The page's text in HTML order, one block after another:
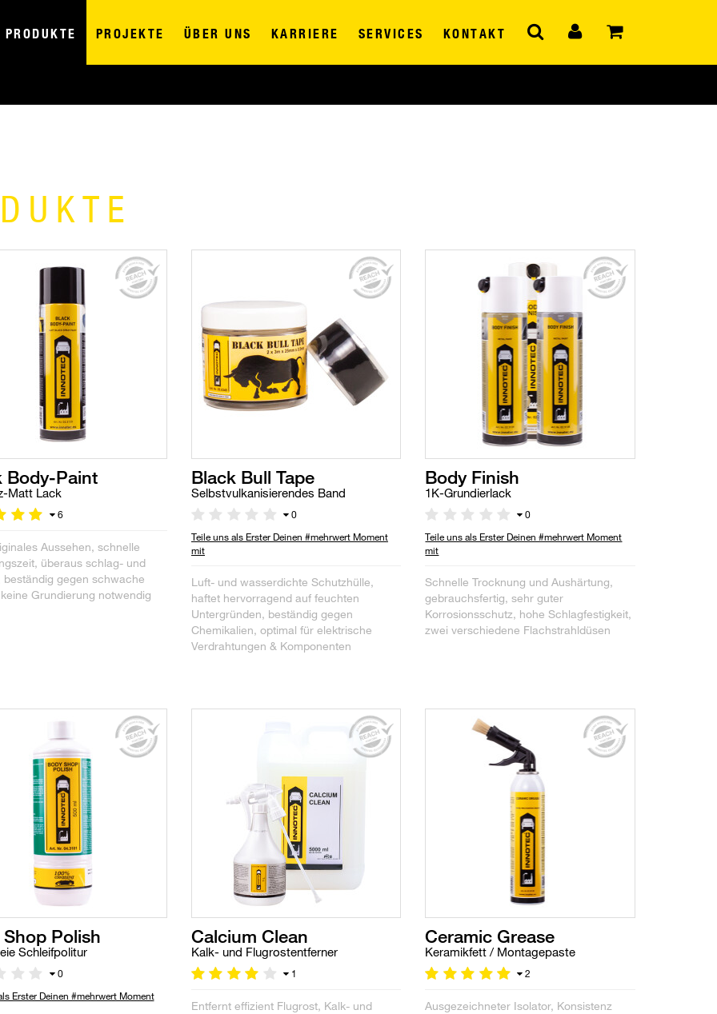
PRODUKTE PROJEKTE ÜBER UNS KARRIERE SERVICES KONTAKT
Body-Paint
Matt Lack
6
Aussehen, schnelle
überaus schlag- und
beständig gegen schwache
Grundierung notwendig
Black Bull Tape
Selbstvulkanisierendes Band
0
Teile uns als Erster Deinen #mehrwert Moment
mit
Luft- und wasserdichte Schutzhülle,
haftet hervorragend auf feuchten
Untergründen, beständig gegen
Chemikalien, optimal für elektrische
Verdrahtungen & Komponenten
Body Finish
1K-Grundierlack
0
Teile uns als Erster Deinen #mehrwert Moment
mit
Schnelle Trocknung und Aushärtung,
gebrauchsfertig, sehr guter
Korrosionsschutz, hohe Schlagfestigkeit,
zwei verschiedene Flachstrahldüsen
Polish
Schleifpolitur
0
Erster Deinen #mehrwert Moment
Calcium Clean
Kalk- und Flugrostentferner
1
Entfernt effizient Flugrost, Kalk- und
Ceramic Grease
Keramikfett / Montagepaste
2
Ausgezeichneter Isolator, Konsistenz